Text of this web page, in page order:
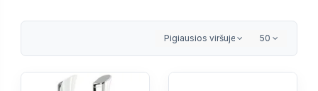
Pigiausios viršuje 50